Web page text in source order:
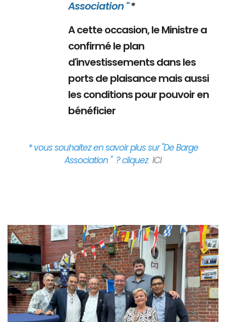
Association "*
A cette occasion, le Ministre a
confirmé le plan
d'investissements dans les
ports de plaisance mais aussi
les conditions pour pouvoir en
bénéficier
* vous souhaitez en savoir plus sur "De Barge
Association " ? cliquez ICI
Branding
ARMCHAIR